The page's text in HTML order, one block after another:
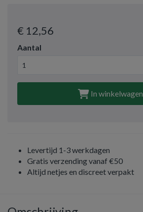
€ 12,56
Aantal
In winkelwagen
Levertijd 1-3 werkdagen
Gratis verzending vanaf €50
Altijd netjes en discreet verpakt